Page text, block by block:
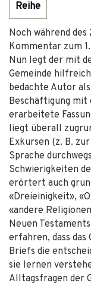
Reihe
Noch während
Kommentar zum
Nun legt der mit
Gemeinde
bedachte Autor
Beschäftigung mit
erarbeitete
liegt überall
Exkursen (z. B.
Sprache
Schwierigkeiten
erörtert auch
«Dreieinigkeit»,
«andere
Neuen
erfahren, dass das
Briefs die
sie lernen
Alltagsfragen der